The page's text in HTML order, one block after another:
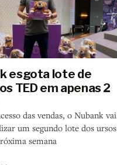
esgota lote de
TED em apenas 2
das vendas, o Nubank vai
um segundo lote dos ursos
semana